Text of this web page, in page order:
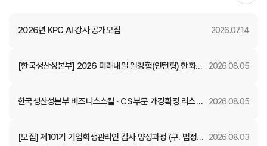
2026년 KPC AI 강사 공개모집 2026.07.14
[한국생산성본부] 2026 미래내일 일경험(인턴형) 한화자
2026.08.05
한국생산성본부 비즈니스스킬 · CS 부문 개강확정 리스트
2026.08.05
[모집] 제101기 기업회생관리인 감사 양성과정 (구. 법정관
2026.08.03